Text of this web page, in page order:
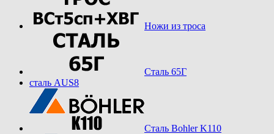
Ножи из троса
Сталь 65Г
сталь AUS8
Сталь Bohler K110